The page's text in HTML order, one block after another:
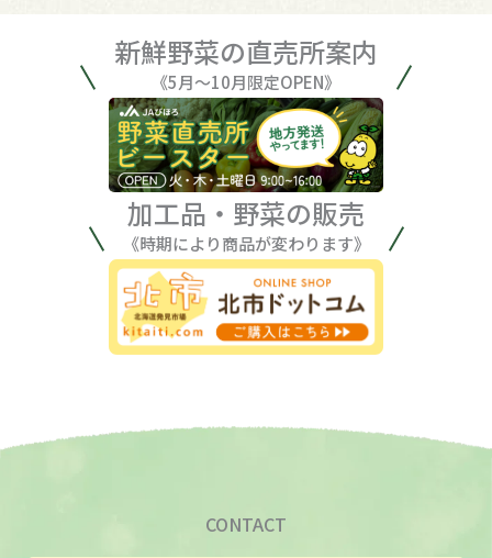
新鮮野菜の直売所案内
《5月〜10月限定OPEN》
加工品・野菜の販売
《時期により商品が変わります》
CONTACT